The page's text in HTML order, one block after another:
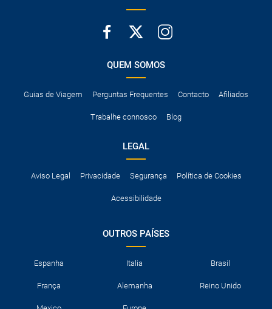
QUEM SOMOS
Guias de Viagem Perguntas Frequentes Contacto Afiliados
Trabalhe connosco Blog
LEGAL
Aviso Legal Privacidade Segurança Política de Cookies
Acessibilidade
OUTROS PAÍSES
Espanha Italia Brasil
França Alemanha Reino Unido